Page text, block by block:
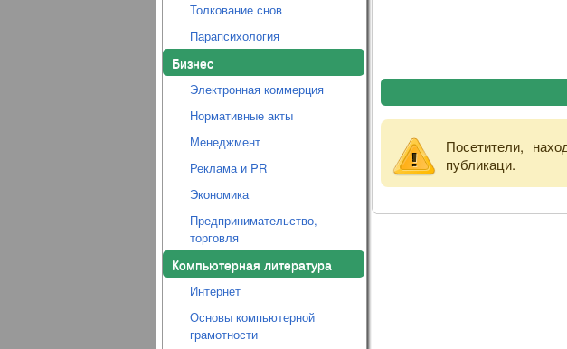
Толкование снов
Парапсихология
Бизнес
Электронная коммерция
Нормативные акты
Менеджмент
Реклама и PR
Экономика
Предпринимательство,
торговля
Компьютерная литература
Интернет
Основы компьютерной
грамотности
Посетители,
публикаци.